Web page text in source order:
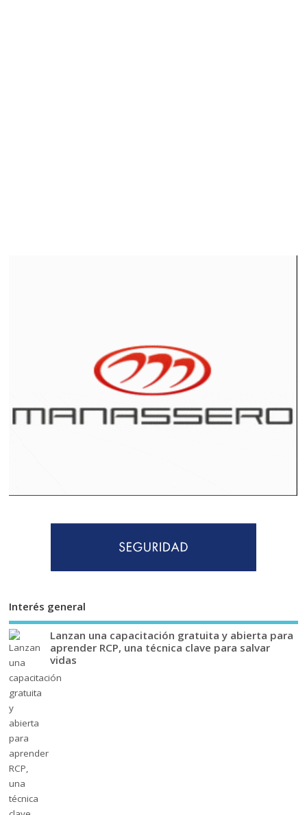
Interés general
Lanzan una capacitación gratuita y abierta para
aprender RCP, una técnica clave para salvar
vidas